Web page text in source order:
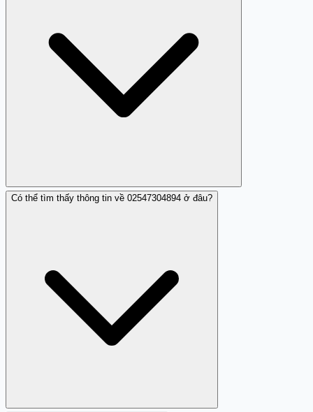
Hiện chưa có thông tin xác nhận nào cho thấy đây là số
Có thể tìm thấy thông tin về 02547304894 ở đâu?